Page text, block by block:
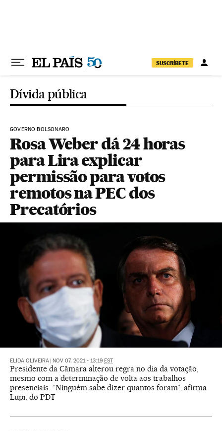
SUSCRÍBETE
Dívida pública
GOVERNO BOLSONARO
Rosa Weber dá 24 horas
para Lira explicar
permissão para votos
remotos na PEC dos
Precatórios
ELIDA OLIVEIRA NOV 07, 2021 - 13:19 EST
Presidente da Câmara alterou regra no dia da votação,
mesmo com a determinação de volta aos trabalhos
presenciais. “Ninguém sabe dizer quantos foram”, afirma
Lupi, do PDT